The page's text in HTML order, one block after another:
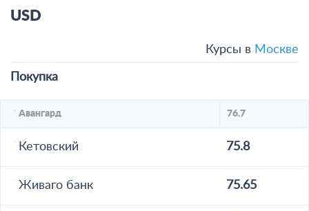
USD
Курсы в Москве
Покупка
Авангард 76.7
Кетовский 75.8
Живаго банк 75.65